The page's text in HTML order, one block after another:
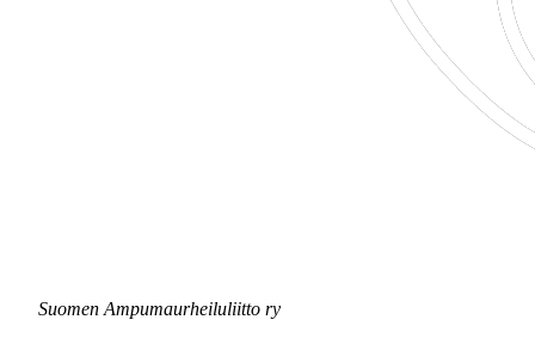
Suomen Ampumaurheiluliitto ry